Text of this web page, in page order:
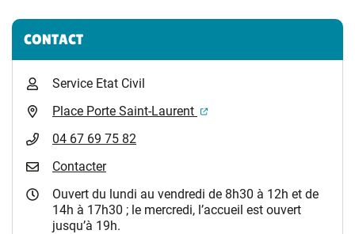
Informations complémentaires
CONTACT
Service Etat Civil
Place Porte Saint-Laurent
(ouverture dans un
04 67 69 75 82
Contacter
Ouvert du lundi au vendredi de 8h30 à 12h et de
14h à 17h30 ; le mercredi, l’accueil est ouvert
jusqu’à 19h.